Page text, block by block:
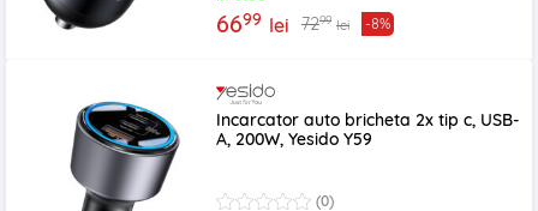
6699 lei 7299 lei -8%
Incarcator auto bricheta 2x tip c, USB-
A, 200W, Yesido Y59
(0)